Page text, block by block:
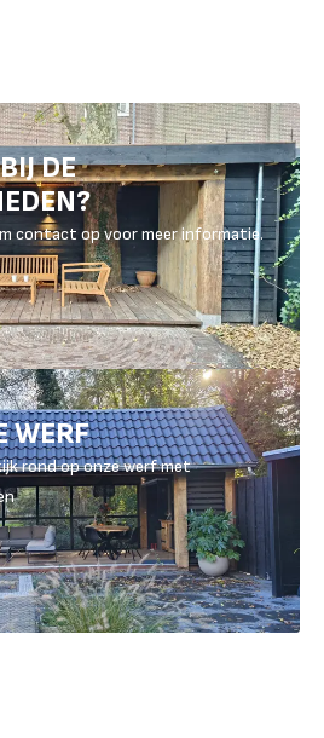
DE
contact op voor meer informatie.
WERF
rond op onze werf met